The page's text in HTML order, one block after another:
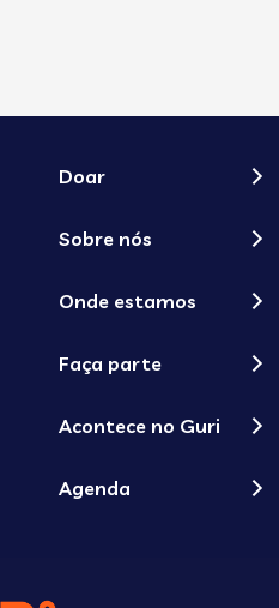
Doar
Sobre nós
Onde estamos
Faça parte
Acontece no Guri
Agenda